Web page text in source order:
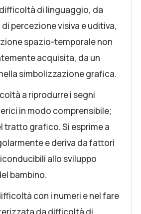
di linguaggio, da
percezione visiva e uditiva,
spazio-temporale non
acquisita, da un
simbolizzazione grafica.
a riprodurre i segni
in modo comprensibile;
tratto grafico. Si esprime a
e deriva da fattori
allo sviluppo
bambino.
con i numeri e nel fare
da difficoltà di